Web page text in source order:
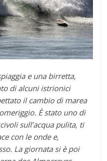
e una birretta,
di alcuni istrionici
il cambio di marea
È stato uno di
sull’acqua pulita, ti
con le onde e,
La giornata si è poi